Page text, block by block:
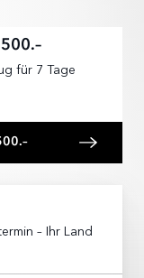
für 7 Tage
– Ihr Land